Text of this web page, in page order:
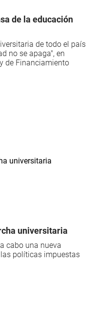
de la educación
de todo el país
no se apaga", en
de Financiamiento
universitaria
cabo una nueva
políticas impuestas